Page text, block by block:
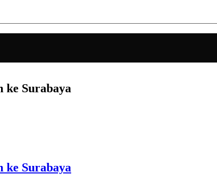
ke Surabaya
ke Surabaya